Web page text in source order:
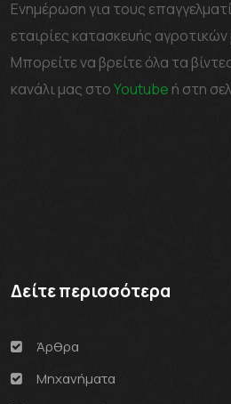
Ενημέρωση για τους
εταιρίες κατασκευής
Μπορείτε να βρείτε όλα τα
κανάλι μας στοYoutube ή στη
Δείτε περισσότερα
Άρθρα
Μηχανήματα